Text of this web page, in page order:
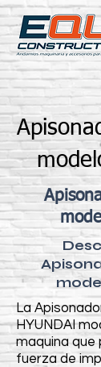
La
HYUNDAI
maquina que
fuerza de